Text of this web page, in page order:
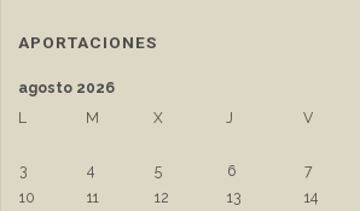
APORTACIONES
agosto 2026
L
M X J V
3
4 5 6 7
10
11 12 13 14